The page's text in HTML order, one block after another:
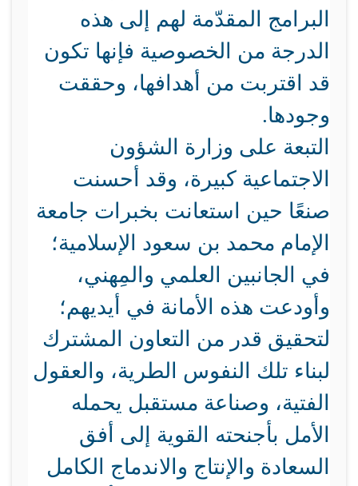
البرامج المقدّمة لهم إلى هذه
الدرجة من الخصوصية فإنها تكون
قد اقتربت من أهدافها، وحققت
وجودها.
التبعة على وزارة الشؤون
الاجتماعية كبيرة، وقد أحسنت
صنعًا حين استعانت بخبرات جامعة
الإمام محمد بن سعود الإسلامية؛
في الجانبين العلمي والمِهني،
وأودعت هذه الأمانة في أيديهم؛
لتحقيق قدر من التعاون المشترك
لبناء تلك النفوس الطرية، والعقول
الفتية، وصناعة مستقبل يحمله
الأمل بأجنحته القوية إلى أفق
السعادة والإنتاج والاندماج الكامل